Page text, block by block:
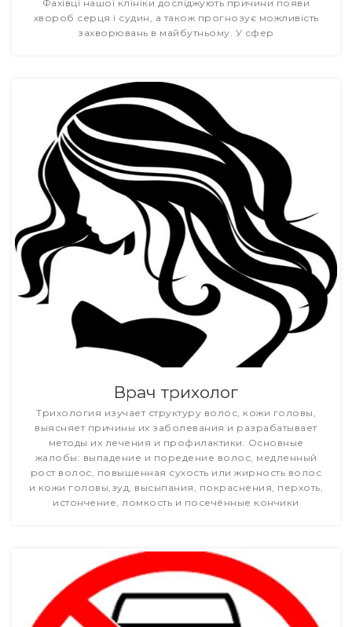
Фахівці нашої клініки досліджують причини появи
хвороб серця і судин, а також прогнозує можливість
захворювань в майбутньому. У сфер
Врач трихолог
Трихология изучает структуру волос, кожи головы,
выясняет причины их заболевания и разрабатывает
методы их лечения и профилактики. Основные
жалобы: выпадение и поредение волос, медленный
рост волос, повышенная сухость или жирность волос
и кожи головы,зуд, высыпания, покраснения, перхоть,
истончение, ломкость и посечённые кончики